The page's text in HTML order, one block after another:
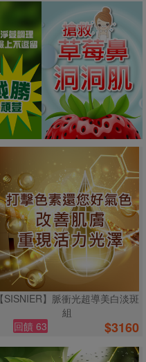
【SISNIER】脈衝光超導美白淡斑
組
回饋 63
$3160